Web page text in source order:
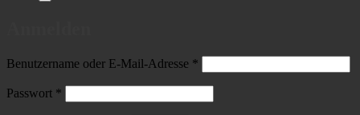
Benutzername oder E-Mail-Adresse *
Passwort *